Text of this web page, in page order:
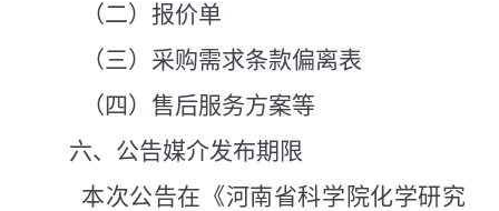
（二）报价单
（三） 采购需求条款偏离表
（四） 售后服务方案等
六、公告媒介发布期限
本次公告在《河南省科学院化学研究